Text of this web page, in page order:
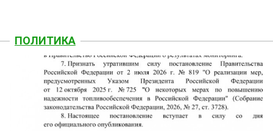
ПОЛИТИКА